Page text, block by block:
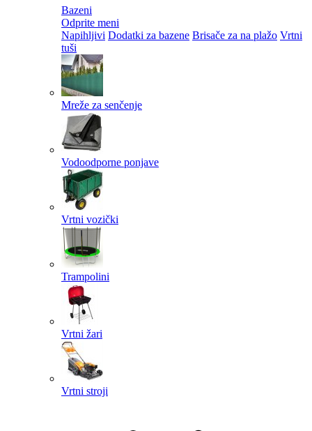
Bazeni
Odprite meni
Napihljivi Dodatki za bazene Brisače za na plažo Vrtni
tuši
Mreže za senčenje
Vodoodporne ponjave
Vrtni vozički
Trampolini
Vrtni žari
Vrtni stroji